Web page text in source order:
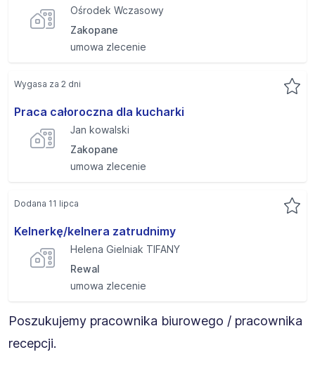
Ośrodek Wczasowy
Zakopane
umowa zlecenie
Praca całoroczna dla kucharki
Jan kowalski
Zakopane
umowa zlecenie
Wygasa za 2 dni
Kelnerkę/kelnera zatrudnimy
Helena Gielniak TIFANY
Rewal
umowa zlecenie
Dodana 11 lipca
Poszukujemy pracownika biurowego / pracownika
recepcji.